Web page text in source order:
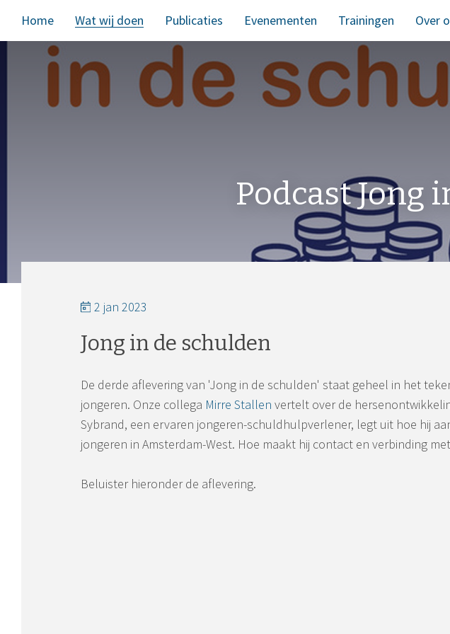
Home Wat wij doen Publicaties Evenementen Trainingen Over
Podcast Jong
2 jan 2023
Jong in de schulden
De derde aflevering van 'Jong in de schulden' staat geheel in het
jongeren. Onze collega Mirre Stallen vertelt over de
Sybrand, een ervaren jongeren-schuldhulpverlener, legt uit hoe hij
jongeren in Amsterdam-West. Hoe maakt hij contact en verbinding
Beluister hieronder de aflevering.